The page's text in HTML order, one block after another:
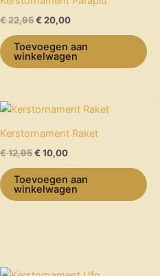
€22,95
€ 22,95.
€ 20,00
€ 20,00.
Toevoegen aan
winkelwagen
Kerstornament Raket
€12,95
Oorspronkelijke
was:
€ 10,00
Huidige
is:
Toevoegen aan
winkelwagen
Oorspronkelijke
Huidige